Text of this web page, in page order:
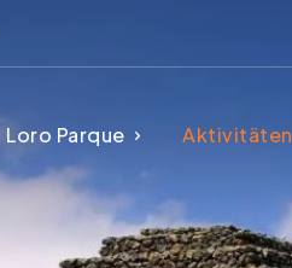
Loro Parque Aktivitäten